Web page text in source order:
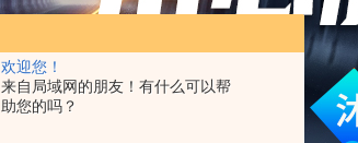
欢迎您！
来自局域网的朋友！有什么可以帮
助您的吗？